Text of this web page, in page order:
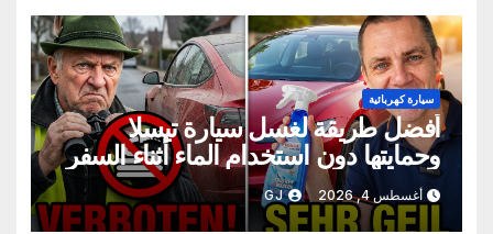
سيارة كهربائية
أفضل طريقة لغسل سيارة تيسلا
وحمايتها دون استخدام الماء أثناء السفر
أغسطس 4, 2026 GJ